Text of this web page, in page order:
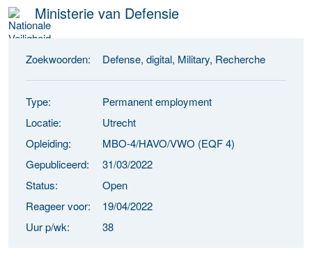
Ministerie van Defensie
Zoekwoorden: Defense, digital, Military, Recherche
Type:
Permanent employment
Locatie:
Utrecht
Opleiding:
MBO-4/HAVO/VWO (EQF 4)
Gepubliceerd:
31/03/2022
Status:
Open
Reageer voor:
19/04/2022
Uur p/wk:
38